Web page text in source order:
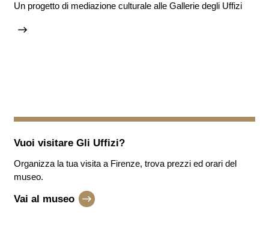
Un progetto di mediazione culturale alle Gallerie degli Uffizi
Vuoi visitare Gli Uffizi?
Organizza la tua visita a Firenze, trova prezzi ed orari del
museo.
Vai al museo